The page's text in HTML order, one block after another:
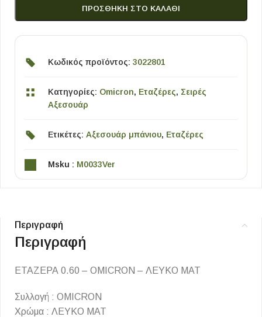
ΠΡΟΣΘΉΚΗ ΣΤΟ ΚΑΛΆΘΙ
Κωδικός προϊόντος: 3022801
Κατηγορίες: Omicron, Εταζέρες, Σειρές
Αξεσουάρ
Ετικέτες: Αξεσουάρ μπάνιου, Εταζέρες
Msku : M0033Ver
Περιγραφή
Περιγραφή
ΕΤΑΖΕΡΑ 0.60 – OMICRON – ΛΕΥΚΟ ΜΑΤ
Συλλογή : OMICRON
Χρώμα : ΛΕΥΚΟ ΜΑΤ